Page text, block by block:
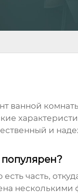
ванной
и
часть,
несколькими